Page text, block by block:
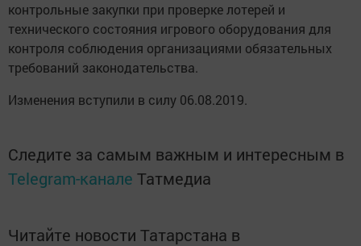
контрольные закупки при проверке лотерей и
технического состояния игрового оборудования для
контроля соблюдения организациями обязательных
требований законодательства.
Изменения вступили в силу 06.08.2019.
Следите за самым важным и интересным в
Telegram-канале Татмедиа
Читайте новости Татарстана в